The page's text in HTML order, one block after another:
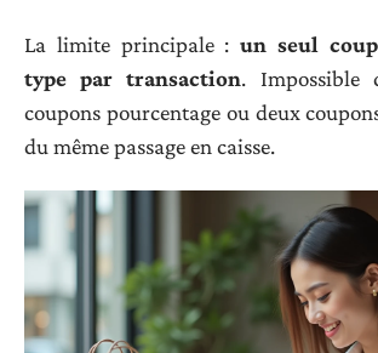
La limite principale : un seul
type par transaction. Impossible
coupons pourcentage ou deux
du même passage en caisse.